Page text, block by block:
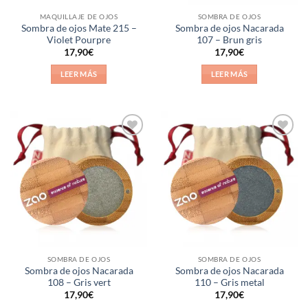
MAQUILLAJE DE OJOS
Sombra de ojos Mate 215 –
Violet Pourpre
17,90€
LEER MÁS
SOMBRA DE OJOS
Sombra de ojos Nacarada
107 – Brun gris
17,90€
LEER MÁS
Añadir
lista de
deseos
SOMBRA DE OJOS
Sombra de ojos Nacarada
108 – Gris vert
17,90€
Añadir
lista de
deseos
SOMBRA DE OJOS
Sombra de ojos Nacarada
110 – Gris metal
17,90€